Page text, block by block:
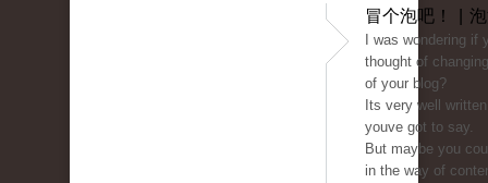
冒个泡吧！ |
I was wondering if
thought of
of your blog?
Its very well
youve got to say.
But maybe you
in the way of